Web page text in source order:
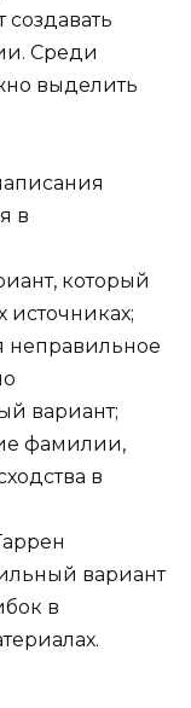
создавать
Среди
выделить
в
который
источниках;
неправильное
вариант;
фамилии,
в
вариант
в